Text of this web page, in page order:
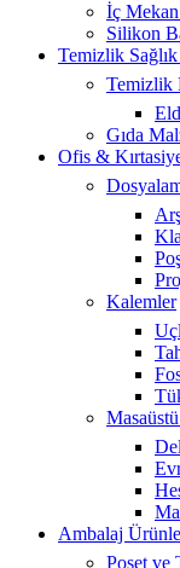
İç
Silikon
Temizlik Sağlık
Temizlik
Gıda
Ofis &
Kalemler
Ambalaj
Poşet ve